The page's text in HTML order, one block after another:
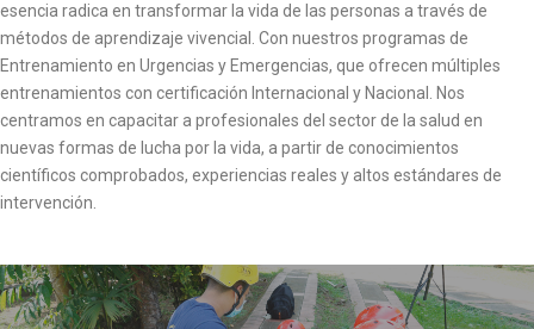
esencia radica en transformar la vida de las personas a través de
métodos de aprendizaje vivencial. Con nuestros programas de
Entrenamiento en Urgencias y Emergencias, que ofrecen múltiples
entrenamientos con certificación Internacional y Nacional. Nos
centramos en capacitar a profesionales del sector de la salud en
nuevas formas de lucha por la vida, a partir de conocimientos
científicos comprobados, experiencias reales y altos estándares de
intervención.